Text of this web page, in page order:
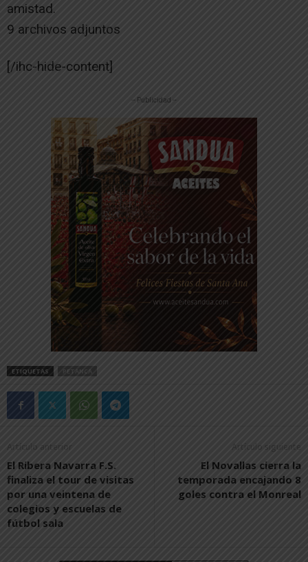
amistad.
9 archivos adjuntos
[/ihc-hide-content]
-- Publicidad --
ETIQUETAS PETANCA
Artículo anterior
El Ribera Navarra F.S.
finaliza el tour de visitas
por una veintena de
colegios y escuelas de
fútbol sala
Artículo siguiente
El Novallas cierra la
temporada encajando 8
goles contra el Monreal